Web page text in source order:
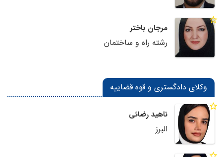
مرجان باختر
رشته راه و ساختمان
وکلای دادگستری و قوه قضاییه
ناهید رضائی
البرز